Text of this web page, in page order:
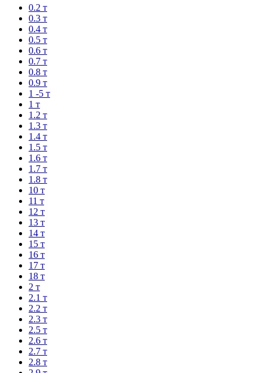
0.2 т
0.3 т
0.4 т
0.5 т
0.6 т
0.7 т
0.8 т
0.9 т
1 -5 т
1 т
1.2 т
1.3 т
1.4 т
1.5 т
1.6 т
1.7 т
1.8 т
10 т
11 т
12 т
13 т
14 т
15 т
16 т
17 т
18 т
2 т
2.1 т
2.2 т
2.3 т
2.5 т
2.6 т
2.7 т
2.8 т